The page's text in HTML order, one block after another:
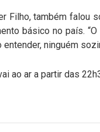
Filho, também falou
básico no país.
ninguém
ao ar a partir das